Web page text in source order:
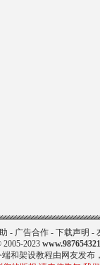
- 广告合作 - 下载声明 -
2023
和架设教程由网友发布